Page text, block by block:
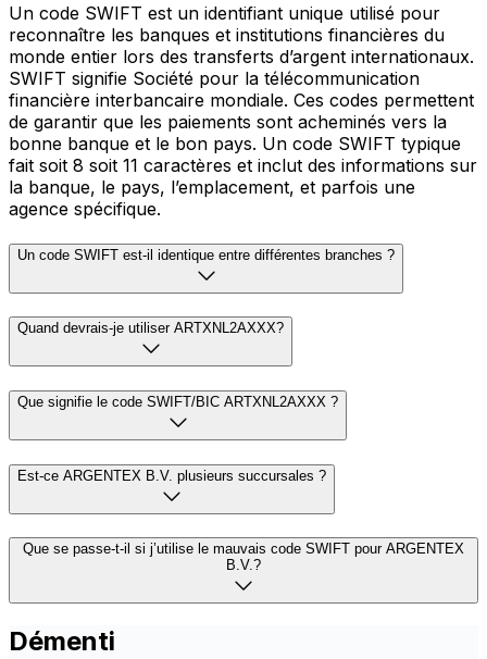
Un code SWIFT est un identifiant unique utilisé pour
reconnaître les banques et institutions financières du
monde entier lors des transferts d’argent internationaux.
SWIFT signifie Société pour la télécommunication
financière interbancaire mondiale. Ces codes permettent
de garantir que les paiements sont acheminés vers la
bonne banque et le bon pays. Un code SWIFT typique
fait soit 8 soit 11 caractères et inclut des informations sur
la banque, le pays, l’emplacement, et parfois une
agence spécifique.
Un code SWIFT est-il identique entre différentes branches ?
Quand devrais-je utiliser ARTXNL2AXXX?
Que signifie le code SWIFT/BIC ARTXNL2AXXX ?
Est-ce ARGENTEX B.V. plusieurs succursales ?
Que se passe-t-il si j’utilise le mauvais code SWIFT pour ARGENTEX
B.V.?
Démenti